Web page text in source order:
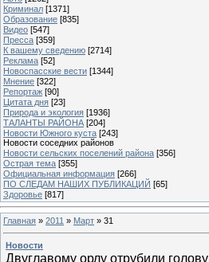
Криминал [1371]
Образование [835]
Видео [547]
Пресса [359]
К вашему сведению [2714]
Реклама [52]
Новоспасские вести [1344]
Мнение [322]
Репортаж [90]
Цитата дня [23]
Природа и экология [1936]
ТАЛАНТЫ РАЙОНА [204]
Новости Южного куста [243]
Новости соседних районов
Новости сельских поселений района [356]
Острая тема [355]
Официальная информация [266]
ПО СЛЕДАМ НАШИХ ПУБЛИКАЦИЙ [65]
Здоровье [817]
Главная » 2011 » Март » 31
Новости
Двуглавому орлу отрубили голову